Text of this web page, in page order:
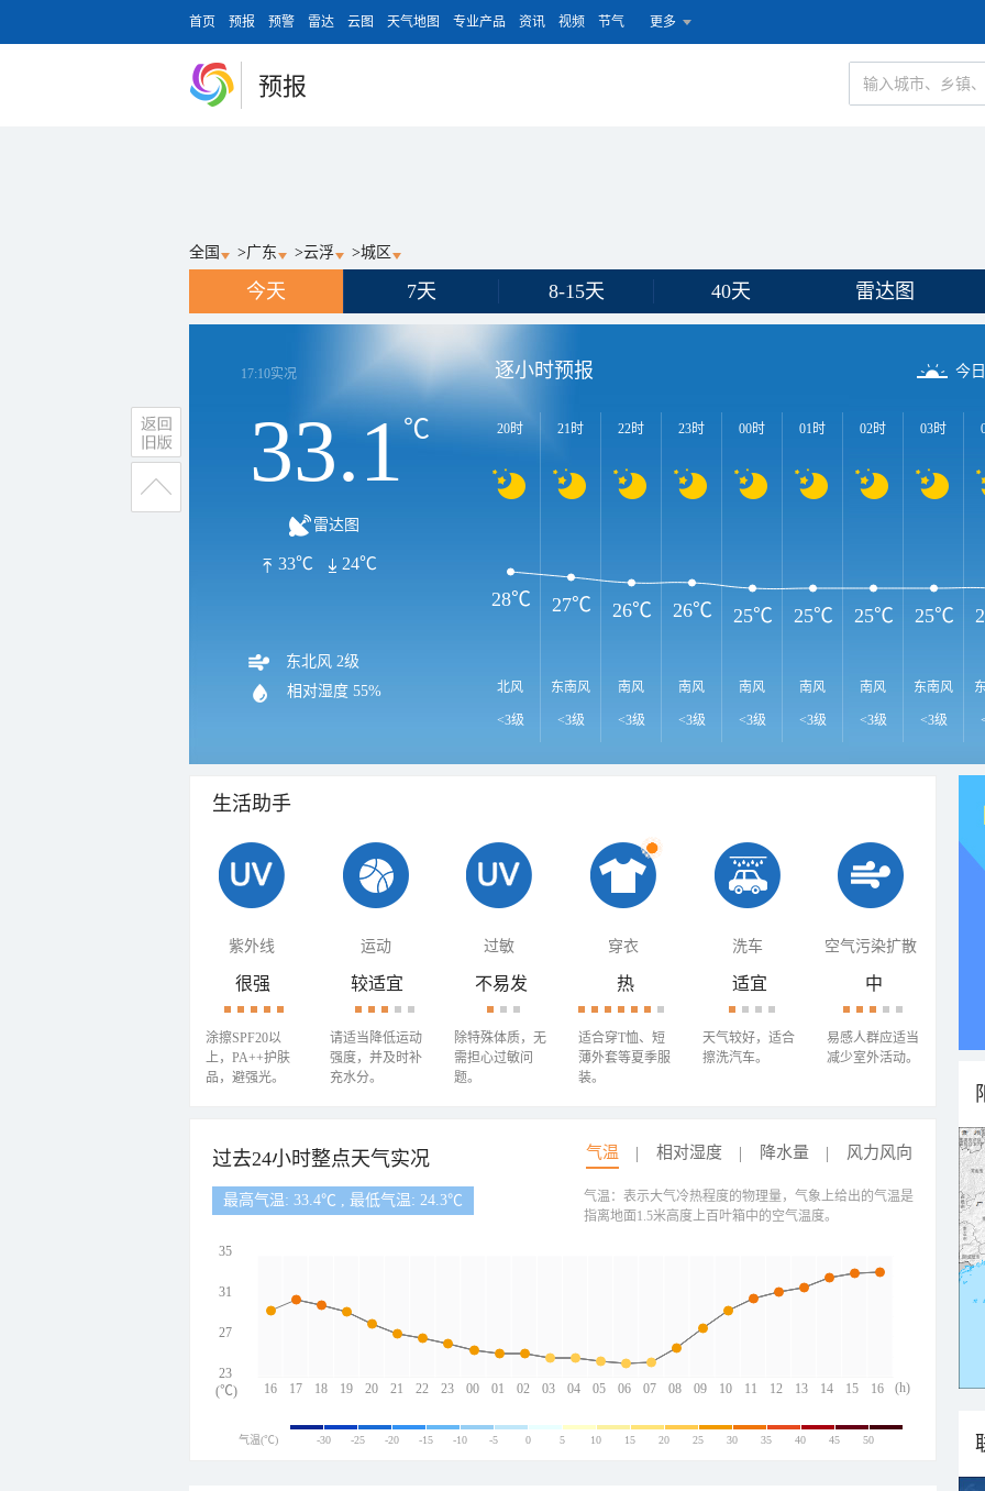
首页 预报 预警 雷达 云图 天气地图 专业产品 资讯 视频 节气 更多
预报
全国 >广东 >云浮 >城区
今天 7天 8-15天 40天 雷达图
17:10实况
33.1℃
雷达图
33℃ 24℃
东北风 2级
相对湿度 55%
逐小时预报 今
20时
北风
<3级
21时
东南风
<3级
22时
南风
<3级
23时
南风
<3级
00时
南风
<3级
01时
南风
<3级
02时
南风
<3级
03时
东南风
<3级
28℃ 27℃ 26℃ 26℃ 25℃ 25℃ 25℃ 25℃
生活助手
紫外线 运动 过敏 穿衣 洗车 空气污染扩散
很强
涂擦SPF20以
上，PA++护肤
品，避强光。
较适宜
请适当降低运动
强度，并及时补
充水分。
不易发
除特殊体质，无
需担心过敏问
题。
热
适合穿T恤、短
薄外套等夏季服
装。
适宜
天气较好，适合
擦洗汽车。
中
易感人群应适当
减少室外活动。
过去24小时整点天气实况 气温 相对湿度 降水量 风力风向
最高气温: 33.4℃ , 最低气温: 24.3℃
16 17 18 19 20 21 22 23 00 01 02 03 04 05 06 07 08 09 10 11 12 13 14 15 16
35
31
27
23
(h)
(℃)
气温：表示大气冷热程度的物理量，气象上给出的气温是
指离地面1.5米高度上百叶箱中的空气温度。
气温(℃) -30 -25 -20 -15 -10 -5 0 5 10 15 20 25 30 35 40 45 50